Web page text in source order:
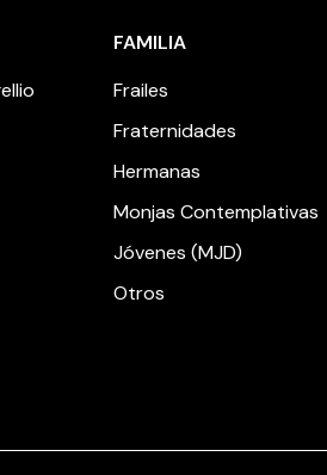
FAMILIA
Frailes
Fraternidades
Hermanas
Monjas Contemplativas
Jóvenes (MJD)
Otros